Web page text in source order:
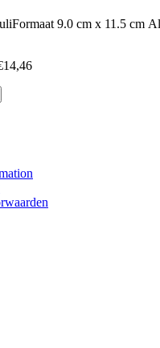
9.0 cm x 11.5 cm